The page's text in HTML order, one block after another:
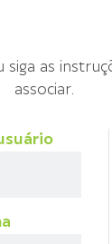
siga as
associar.